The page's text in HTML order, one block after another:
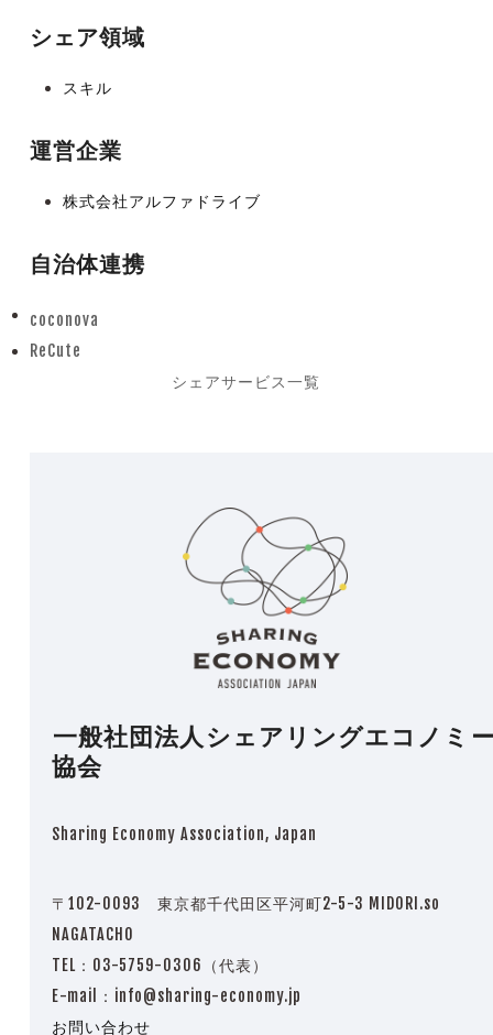
シェア領域
スキル
運営企業
株式会社アルファドライブ
自治体連携
coconova
ReCute
シェアサービス一覧
一般社団法人シェアリングエコノミ
協会
Sharing Economy Association, Japan
〒102-0093 東京都千代田区平河町2-5-3 MIDORI.so
NAGATACHO
TEL：03-5759-0306（代表）
E-mail：info@sharing-economy.jp
お問い合わせ